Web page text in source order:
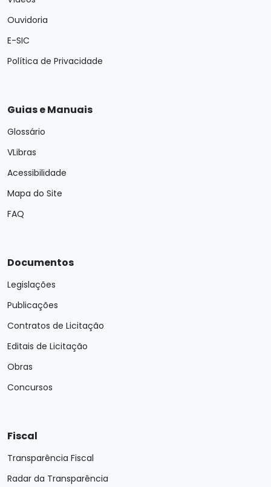
Ouvidoria
E-SIC
Política de Privacidade
Guias e Manuais
Glossário
VLibras
Acessibilidade
Mapa do Site
FAQ
Documentos
Legislações
Publicações
Contratos de Licitação
Editais de Licitação
Obras
Concursos
Fiscal
Transparência Fiscal
Radar da Transparência